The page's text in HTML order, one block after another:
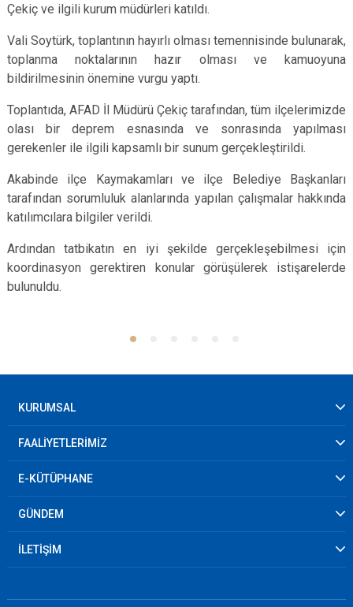
Çekiç ve ilgili kurum müdürleri katıldı.
Vali Soytürk, toplantının hayırlı olması temennisinde bulunarak,
toplanma noktalarının hazır olması ve kamuoyuna
bildirilmesinin önemine vurgu yaptı.
Toplantıda, AFAD İl Müdürü Çekiç tarafından, tüm ilçelerimizde
olası bir deprem esnasında ve sonrasında yapılması
gerekenler ile ilgili kapsamlı bir sunum gerçekleştirildi.
Akabinde ilçe Kaymakamları ve ilçe Belediye Başkanları
tarafından sorumluluk alanlarında yapılan çalışmalar hakkında
katılımcılara bilgiler verildi.
Ardından tatbikatın en iyi şekilde gerçekleşebilmesi için
koordinasyon gerektiren konular görüşülerek istişarelerde
bulunuldu.
KURUMSAL
FAALİYETLERİMİZ
E-KÜTÜPHANE
GÜNDEM
İLETİŞİM